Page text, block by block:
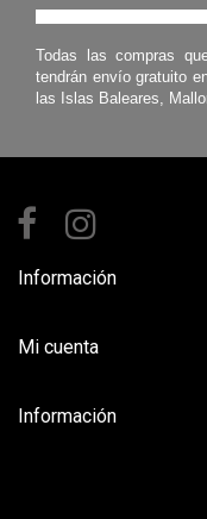
Todas las compras
tendrán envío gratuito
las Islas Baleares,
Información
Mi cuenta
Información